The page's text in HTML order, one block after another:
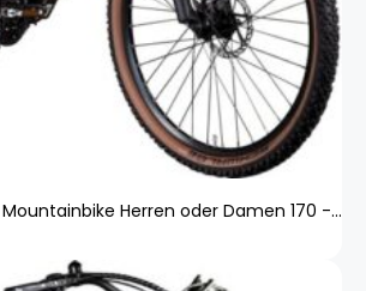
Agon Alpha E Bike Mountainbike Herren oder Damen 170 - 190 cm Pedelec 27,5 Zoll sunrise black metallic